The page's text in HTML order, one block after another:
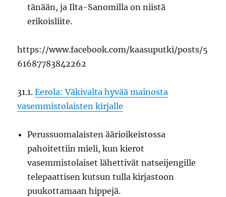
tänään, ja Ilta-Sanomilla on niistä
erikoisliite.
https://www.facebook.com/kaasuputki/posts/5
61687783842262
31.1.Eerola: Väkivalta hyvää mainosta
vasemmistolaisten kirjalle
Perussuomalaisten äärioikeistossa
pahoitettiin mieli, kun kierot
vasemmistolaiset lähettivät natseijengille
telepaattisen kutsun tulla kirjastoon
puukottamaan hippejä.